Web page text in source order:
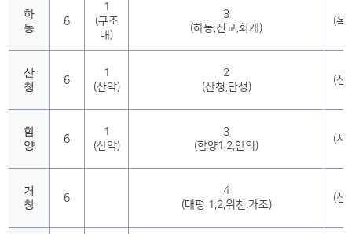
하
동
6
1
(구조
대)
3
(하동,진교,화개)
(옥
산
청
6
1
(산악)
2
(산청,단성)
(신
함
양
6
1
(산악)
3
(함양1,2,안의)
(서
거
창
6
4
(대평 1,2,위천,가조)
(신